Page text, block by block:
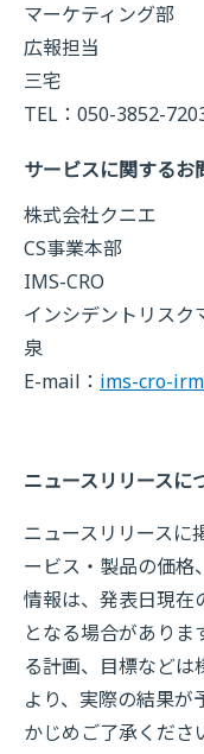
マーケティング部
広報担当
三宅
TEL：050-3852-
サービスに関するお
株式会社クニエ
CS事業本部
IMS-CRO
インシデントリスク
泉
E-mail： ims-cro-
ニュースリリースに
ニュースリリースに
ービス・製品の価格
情報は、発表日現在
となる場合がありま
る計画、目標などは
より、実際の結果が
かじめご了承くださ